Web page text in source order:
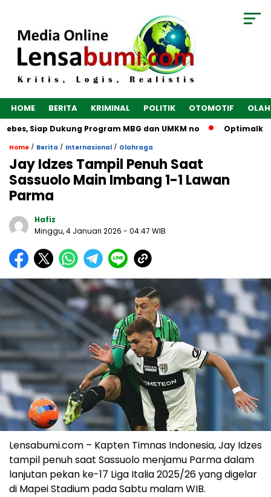
HOME BERITA KRIMINAL POLITIK OTOMOTIF
Siap Dukung Program MBG dan UMKM no Optimalkan
Home / Berita / Internasional / Olahraga
Jay Idzes Tampil Penuh Saat
Sassuolo Main Imbang 1-1 Lawan
Parma
Hafiz
Minggu, 4 Januari 2026 - 04:47 WIB
Lensabumi.com – Kapten Timnas Indonesia, Jay Idzes
tampil penuh saat Sassuolo menjamu Parma dalam
lanjutan pekan ke-17 Liga Italia 2025/26 yang digelar
di Mapei Stadium pada Sabtu malam WIB.